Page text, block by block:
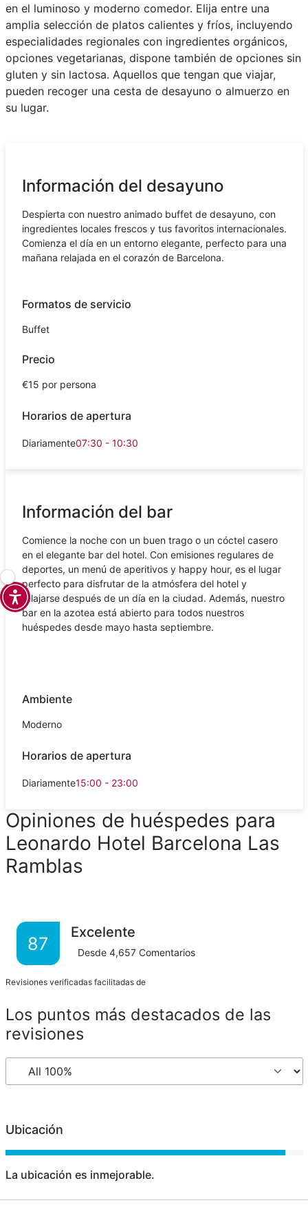
en el luminoso y moderno comedor. Elija entre una
amplia selección de platos calientes y fríos, incluyendo
especialidades regionales con ingredientes orgánicos,
opciones vegetarianas, dispone también de opciones sin
gluten y sin lactosa. Aquellos que tengan que viajar,
pueden recoger una cesta de desayuno o almuerzo en
su lugar.
Información del desayuno
Despierta con nuestro animado buffet de desayuno, con
ingredientes locales frescos y tus favoritos internacionales.
Comienza el día en un entorno elegante, perfecto para una
mañana relajada en el corazón de Barcelona.
Formatos de servicio
Buffet
Precio
€15 por persona
Horarios de apertura
Diariamente07:30 - 10:30
Información del bar
Comience la noche con un buen trago o un cóctel casero
en el elegante bar del hotel. Con emisiones regulares de
deportes, un menú de aperitivos y happy hour, es el lugar
perfecto para disfrutar de la atmósfera del hotel y
relajarse después de un día en la ciudad. Además, nuestro
bar en la azotea está abierto para todos nuestros
huéspedes desde mayo hasta septiembre.
Ambiente
Moderno
Horarios de apertura
Diariamente15:00 - 23:00
Opiniones de huéspedes para
Leonardo Hotel Barcelona Las
Ramblas
87
Excelente
Desde 4,657 Comentarios
Revisiones verificadas facilitadas de
Los puntos más destacados de las
revisiones
Ubicación
La ubicación es inmejorable.